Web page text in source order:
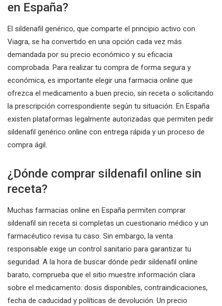
en España?
El sildenafil genérico, que comparte el principio activo con
Viagra, se ha convertido en una opción cada vez más
demandada por su precio económico y su eficacia
comprobada. Para realizar tu compra de forma segura y
económica, es importante elegir una farmacia online que
ofrezca el medicamento a buen precio, sin receta o solicitando
la prescripción correspondiente según tu situación. En España
existen plataformas legalmente autorizadas que permiten pedir
sildenafil genérico online con entrega rápida y un proceso de
compra ágil.
¿Dónde comprar sildenafil online sin
receta?
Muchas farmacias online en España permiten comprar
sildenafil sin receta si completas un cuestionario médico y un
farmacéutico revisa tu caso. Sin embargo, la venta
responsable exige un control sanitario para garantizar tu
seguridad. A la hora de buscar dónde pedir sildenafil online
barato, comprueba que el sitio muestre información clara
sobre el medicamento: dosis disponibles, contraindicaciones,
fecha de caducidad y políticas de devolución. Un precio